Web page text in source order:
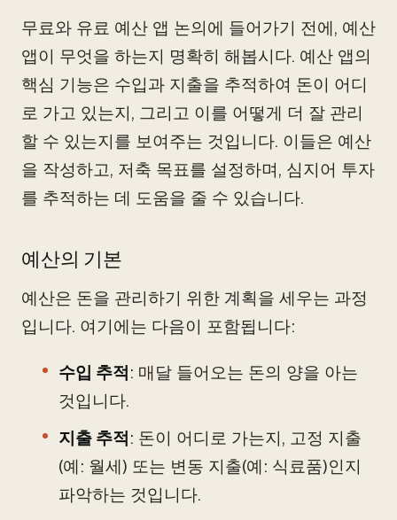
무료와 유료 예산 앱 논의에 들어가기 전에, 예산
앱이 무엇을 하는지 명확히 해봅시다. 예산 앱의
핵심 기능은 수입과 지출을 추적하여 돈이 어디
로 가고 있는지, 그리고 이를 어떻게 더 잘 관리
할 수 있는지를 보여주는 것입니다. 이들은 예산
을 작성하고, 저축 목표를 설정하며, 심지어 투자
를 추적하는 데 도움을 줄 수 있습니다.
예산의 기본
예산은 돈을 관리하기 위한 계획을 세우는 과정
입니다. 여기에는 다음이 포함됩니다:
수입 추적: 매달 들어오는 돈의 양을 아는
것입니다.
지출 추적: 돈이 어디로 가는지, 고정 지출
(예: 월세) 또는 변동 지출(예: 식료품)인지
파악하는 것입니다.